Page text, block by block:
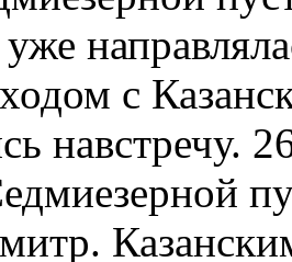
с
навстречу.
митр.